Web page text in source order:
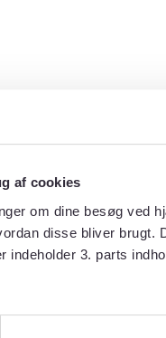
af cookies
om dine besøg ved
disse bliver
indeholder 3. parts